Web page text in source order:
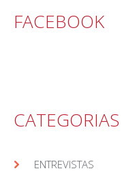
FACEBOOK
CATEGORIAS
ENTREVISTAS